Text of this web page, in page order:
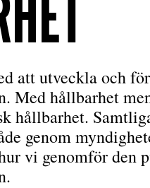
att utveckla och
Med hållbarhet
hållbarhet.
genom
vi genomför den